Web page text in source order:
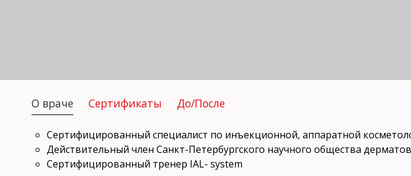
О враче Сертификаты До/После
Сертифицированный специалист по инъекционной, аппаратной
Действительный член Санкт-Петербургского научного общества
Сертифицированный тренер IAL- system